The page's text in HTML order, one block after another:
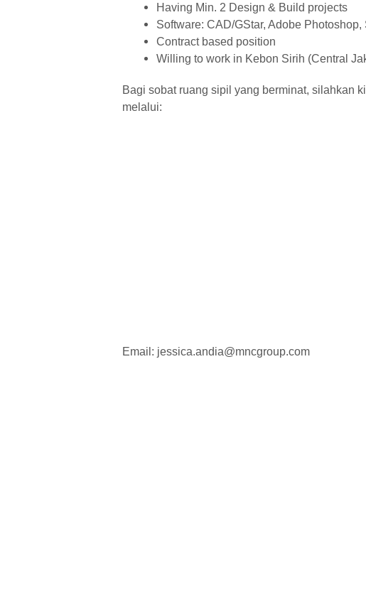
Having Min. 2 Design & Build projects
Software: CAD/GStar, Adobe Photoshop,
Contract based position
Willing to work in Kebon Sirih (Central
Bagi sobat ruang sipil yang berminat, silahkan
melalui:
Email: jessica.andia@mncgroup.com